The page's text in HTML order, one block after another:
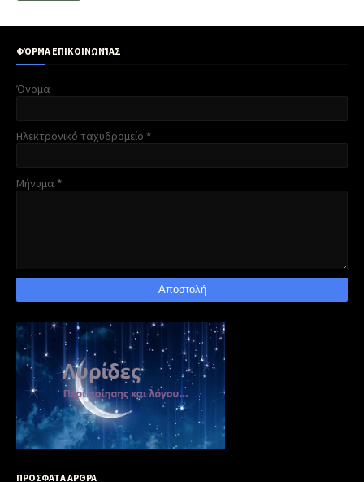
ΦΌΡΜΑ ΕΠΙΚΟΙΝΩΝΊΑΣ
Όνομα
Ηλεκτρονικό ταχυδρομείο *
Μήνυμα *
ΠΡΟΣΦΑΤΑ ΑΡΘΡΑ